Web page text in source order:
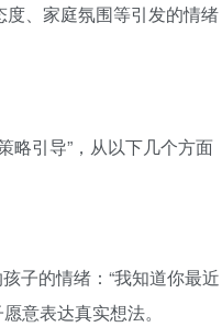
度、家庭氛围等引发的情绪
略引导”，从以下几个方面
子的情绪：“我知道你最近
意表达真实想法。